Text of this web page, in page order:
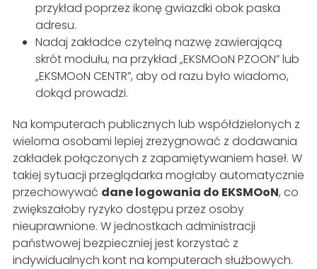
przykład poprzez ikonę gwiazdki obok paska
adresu.
Nadaj zakładce czytelną nazwę zawierającą
skrót modułu, na przykład „EKSMOoN PZOON” lub
„EKSMOoN CENTR”, aby od razu było wiadomo,
dokąd prowadzi.
Na komputerach publicznych lub współdzielonych z
wieloma osobami lepiej zrezygnować z dodawania
zakładek połączonych z zapamiętywaniem haseł. W
takiej sytuacji przeglądarka mogłaby automatycznie
przechowywać dane logowania do EKSMOoN, co
zwiększałoby ryzyko dostępu przez osoby
nieuprawnione. W jednostkach administracji
państwowej bezpieczniej jest korzystać z
indywidualnych kont na komputerach służbowych.